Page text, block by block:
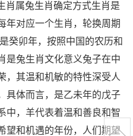
肖属兔生肖确定方式生肖是
年对应一个生肖，轮换周期
癸卯年，按照中国的农历和
是兔生肖文化意义兔子在中
，其温和机敏的特性深受人
具体而言，是乙未年的戊子
中，羊代表着温和善良和智
望和机遇的年份，人们期望